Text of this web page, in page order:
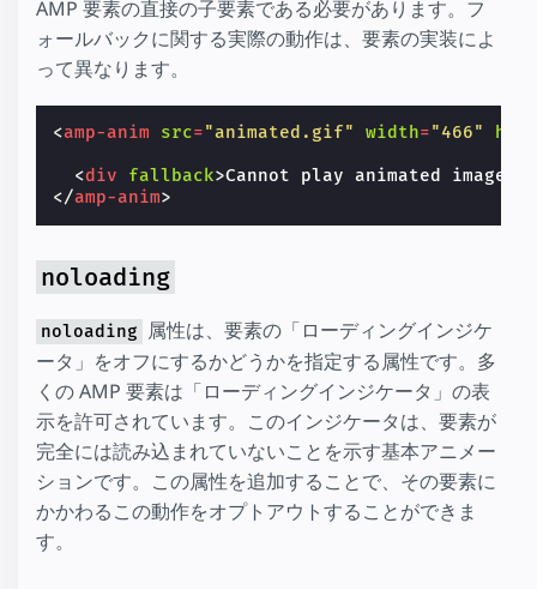
AMP 要素の直接の子要素である必要があります。フ
ォールバックに関する実際の動作は、要素の実装によ
って異なります。
<amp-anim src="animated.gif" width="466"
<div fallback>Cannot play animated
</amp-anim>
noloading
noloading
属性は、要素の「ローディングインジケ
ータ」をオフにするかどうかを指定する属性です。多
くの AMP 要素は「ローディングインジケータ」の表
示を許可されています。このインジケータは、要素が
完全には読み込まれていないことを示す基本アニメー
ションです。この属性を追加することで、その要素に
かかわるこの動作をオプトアウトすることができま
す。